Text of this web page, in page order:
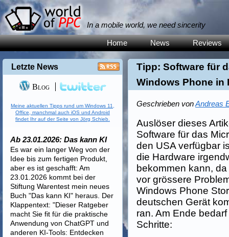
In a mobile world, we need sincerity
Home News Reviews
Tipp: Software für
Windows Phone in
Geschrieben vonAndreas
Auslöser dieses
Software für das
den USA verfügbar
die Hardware
bekommen kann,
vor grössere
Windows Phone
deutschen Gerät
ran. Am Ende
Schritte:
Letzte News
Blog
Meine aktuellen Tipps rund um Windows 11,
Office, manchmal auch iOS und Android
findet Ihr auf der Seite von Jörg Schieb.
Ab 23.01.2026: Das kann KI
Es war ein langer Weg von der
Idee bis zum fertigen Produkt,
aber es ist geschafft: Am
23.01.2026 kommt bei der
Stiftung Warentest mein neues
Buch "Das kann KI" heraus. Der
Klappentext: "Dieser Ratgeber
macht Sie fit für die praktische
Anwendung von ChatGPT und
anderen KI-Tools: Entdecken